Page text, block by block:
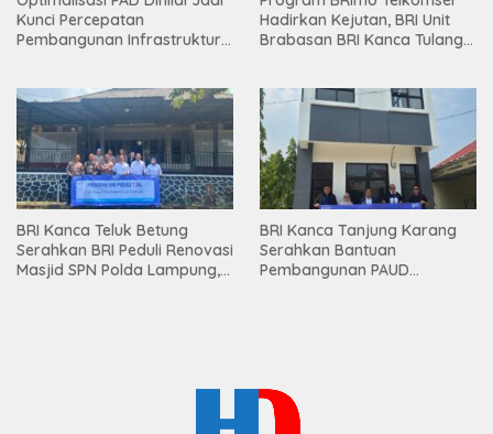
Kunci Percepatan
Pembangunan Infrastruktur
Hadirkan Kejutan, BRI Unit
Brabasan BRI Kanca Tulang
Mesuji
BRI Kanca Teluk Betung
Serahkan BRI Peduli Renovasi
Masjid SPN Polda Lampung,
BRI Kanca Tanjung Karang
Serahkan Bantuan
Pembangunan PAUD